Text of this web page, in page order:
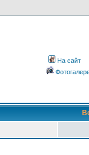
На сайт